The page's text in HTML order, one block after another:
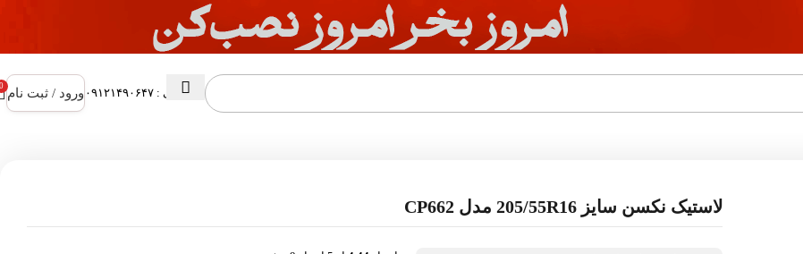
پشتیبانی : ۰۹۱۲۱۴۹۰۶۴۷ ورود / ثبت نام
لاستیک نکسن سایز 205/55R16 مدل CP662